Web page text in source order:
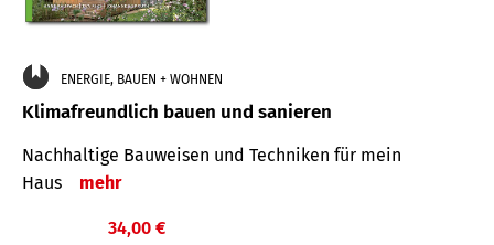
ENERGIE, BAUEN + WOHNEN
Klimafreundlich bauen und sanieren
Nachhaltige Bauweisen und Techniken für mein
Haus
mehr
34,00 €